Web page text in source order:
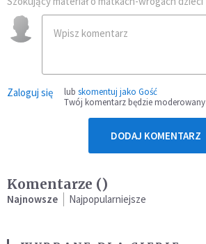
Zaloguj się lub skomentuj jako Gość
Twój komentarz będzie moderowany
DODAJ KOMENTARZ
Komentarze ()
Najnowsze Najpopularniejsze